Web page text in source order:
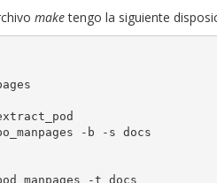
maketengo la siguiente